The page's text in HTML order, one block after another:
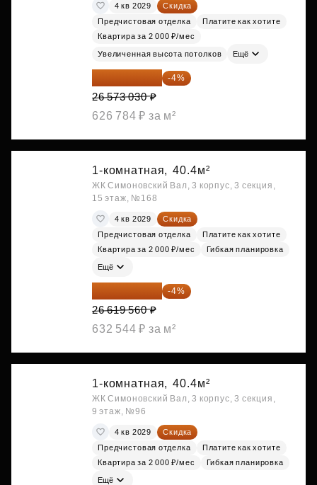
4 кв 2029
Скидка
Предчистовая отделка
Платите как хотите
Квартира за 2 000 ₽/мес
Увеличенная высота потолков Ещё
25 510 109 ₽ -4%
26 573 030 ₽
626 784 ₽ за м²
1-комнатная, 40.4м²
ЖК Симоновский Вал, 3 корпус, 3 секция,
15 этаж, №168
4 кв 2029
Скидка
Предчистовая отделка
Платите как хотите
Квартира за 2 000 ₽/мес
Гибкая планировка
Ещё
25 554 778 ₽ -4%
26 619 560 ₽
632 544 ₽ за м²
1-комнатная, 40.4м²
ЖК Симоновский Вал, 3 корпус, 3 секция,
9 этаж, №96
4 кв 2029
Скидка
Предчистовая отделка
Платите как хотите
Квартира за 2 000 ₽/мес
Гибкая планировка
Ещё